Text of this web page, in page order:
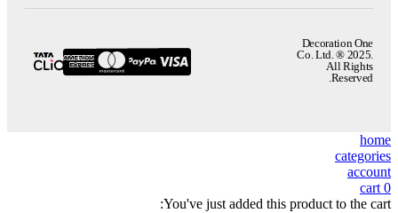
Decoration One
Co. Ltd. ® 2025.
All Rights
Reserved.
home
categories
account
0
cart
You've just added this product to the cart: